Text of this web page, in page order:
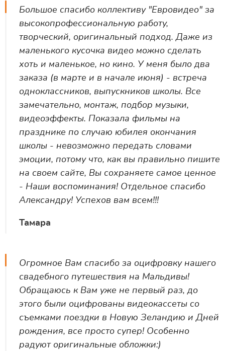
Большое спасибо коллективу "Евровидео" за
высокопрофессиональную работу,
творческий, оригинальный подход. Даже из
маленького кусочка видео можно сделать
хоть и маленькое, но кино. У меня было два
заказа (в марте и в начале июня) - встреча
одноклассников, выпускников школы. Все
замечательно, монтаж, подбор музыки,
видеоэффекты. Показала фильмы на
празднике по случаю юбилея окончания
школы - невозможно передать словами
эмоции, потому что, как вы правильно пишите
на своем сайте, Вы сохраняете самое ценное
- Наши воспоминания! Отдельное спасибо
Александру! Успехов вам всем!!!
Тамара
Огромное Вам спасибо за оцифровку нашего
свадебного путешествия на Мальдивы!
Обращаюсь к Вам уже не первый раз, до
этого были оцифрованы видеокассеты со
съемками поездки в Новую Зеландию и Дней
рождения, все просто супер! Особенно
радуют оригинальные обложки:)